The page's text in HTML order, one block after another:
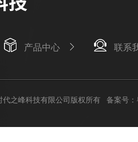
产品中心 联系
代之峰科技有限公司版权所有 备案号